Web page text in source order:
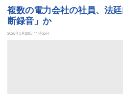
複数の電力会社の社員、法
断録音」か
2026年5月20日 11時55分